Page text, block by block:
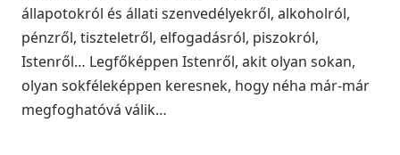
állapotokról és állati szenvedélyekről, alkoholról,
pénzről, tiszteletről, elfogadásról, piszokról,
Istenről… Legfőképpen Istenről, akit olyan sokan,
olyan sokféleképpen keresnek, hogy néha már-már
megfoghatóvá válik…